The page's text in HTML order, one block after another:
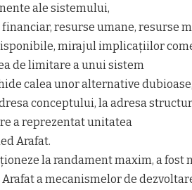
ale sistemului,
resurse umane, resurse
mirajul implicațiilor
de limitare a unui sistem
calea unor alternative
conceptului, la adresa
a reprezentat unitatea
Arafat.
la randament maxim, a fost
Arafat a mecanismelor de